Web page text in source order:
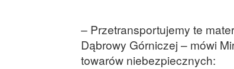
– Przetransportujemy te
Dąbrowy Górniczej – mówi
towarów niebezpiecznych: